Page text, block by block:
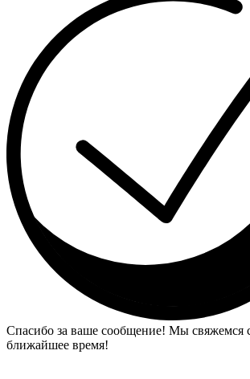
Спасибо за ваше сообщение! Мы свяжемся
ближайшее время!